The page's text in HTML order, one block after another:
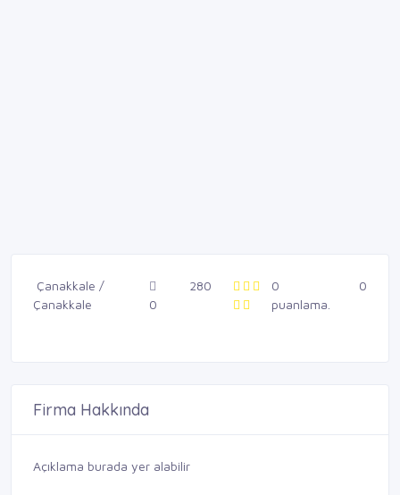
Çanakkale /
Çanakkale
0
280
0
puanlama.
0
Firma Hakkında
Açıklama burada yer alabilir